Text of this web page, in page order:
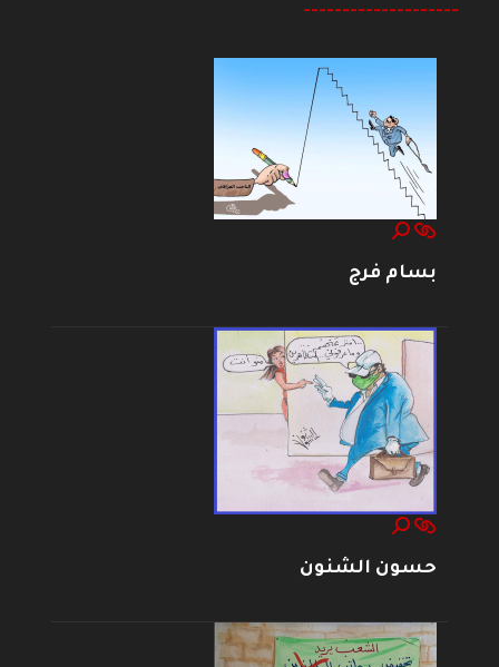
--------------------
بسام فرج
حسون الشنون